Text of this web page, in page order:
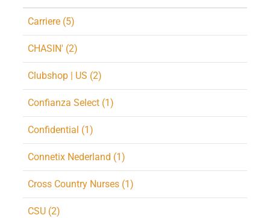
Carriere (5)
CHASIN' (2)
Clubshop | US (2)
Confianza Select (1)
Confidential (1)
Connetix Nederland (1)
Cross Country Nurses (1)
CSU (2)